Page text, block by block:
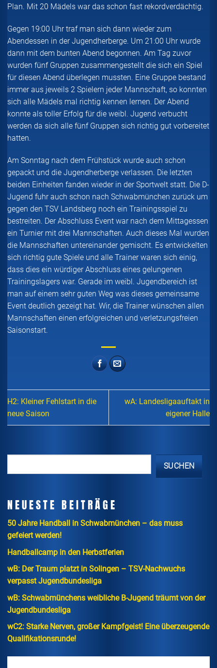
Plan. Mit 20 Mädels war das schon fast rekordverdächtig.
Gegen 19:00 Uhr traf man sich dann wieder zum
Abendessen in der Jugendherberge. Um 21:00 Uhr wurde
dann mit dem bunten Abend begonnen. Am Tag zuvor
wurden fünf Gruppen zusammengestellt die sich ein Spiel
für diesen Abend überlegen mussten. Eine Gruppe bestand
immer aus jeweils 2 Spielern jeder Mannschaft, so konnten
sich alle Mädels mal richtig kennen lernen. Der Abend
konnte als toller Erfolg für die weibl. Jugend verbucht
werden da sich alle fünf Gruppen sich richtig gut vorbereitet
hatten.
Am Sonntag nach dem Frühstück wurde auch schon
gepackt und die Jugendherberge verlassen. Die letzten
beiden Einheiten fanden wieder in der Sportwelt statt. Die D-
Jugend fuhr auch schon nach Schwabmünchen zurück um
gegen den TSV Landsberg noch ein Trainingsspiel zu
bestreiten. Der Abschluss Event war nach dem Mittagessen
ein Turnier mit drei Mannschaften. Auch dieses Mal wurden
die Mannschaften untereinander gemischt. Es entwickelten
sich richtig gute Spiele und alle Trainer waren sich einig,
dass dies ein würdiger Abschluss eines gelungenen
Trainingslagers war. Gerade im weibl. Jugendbereich ist
man auf einem sehr guten Weg was dieses gemeinsame
Event deutlich gezeigt hat. Wir, die Trainer wünschen allen
Mannschaften einen erfolgreichen und verletzungsfreien
Saisonstart.
H2: Kleiner Fehlstart in die
neue Saison
wA: Landesligaauftakt in
eigener Halle
SUCHEN
NEUESTE BEITRÄGE
50 Jahre Handball in Schwabmünchen – das muss
gefeiert werden!
Handballcamp in den Herbstferien
wB: Der Traum platzt in Solingen – TSV-Nachwuchs
verpasst Jugendbundesliga
wB: Schwabmünchens weibliche B-Jugend träumt von der
Jugendbundesliga
wC2: Starke Nerven, großer Kampfgeist! Eine überzeugende
Qualifikationsrunde!